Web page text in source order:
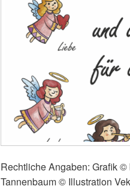
Rechtliche Angaben: Grafik
Tannenbaum © Illustration